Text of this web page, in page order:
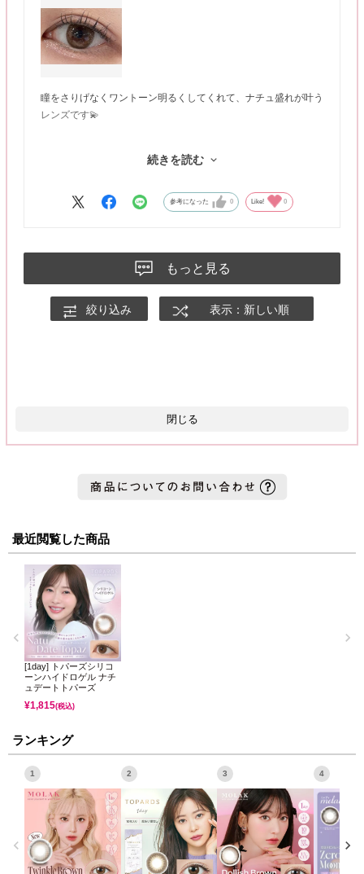
瞳をさりげなくワントーン明るくしてくれて、ナチュ盛れが叶う
レンズです💫
く華やかにしてくれる感じがします( •̀ .̫ •́ )✧
グラデーションが繊細なデザインなので、自然に奥目解消してく
続きを読む
参考になった 0 Like! 0
もっと見る
絞り込み 表示：新しい順
閉じる
最近閲覧した商品
[1day] トパーズシリコ
ーンハイドロゲル ナチ
ュデートトパーズ
¥1,815(税込)
ランキング
1 2 3 4